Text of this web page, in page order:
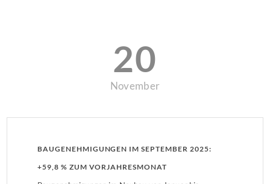
20
November
BAUGENEHMIGUNGEN IM SEPTEMBER 2025:
+59,8 % ZUM VORJAHRESMONAT